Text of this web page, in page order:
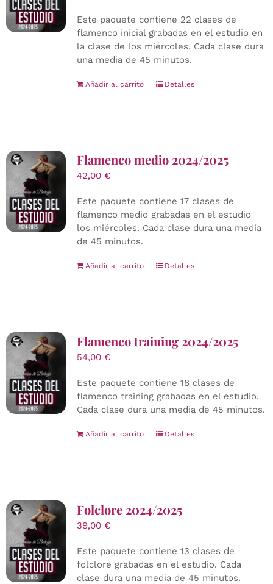
Este paquete contiene 22 clases de
flamenco inicial grabadas en el estudio en
la clase de los miércoles. Cada clase dura
una media de 45 minutos.
Añadir al carrito Detalles
Flamenco medio 2024/2025
42,00 €
Este paquete contiene 17 clases de
flamenco medio grabadas en el estudio
los miércoles. Cada clase dura una media
de 45 minutos.
Añadir al carrito Detalles
Flamenco training 2024/2025
54,00 €
Este paquete contiene 18 clases de
flamenco training grabadas en el estudio.
Cada clase dura una media de 45 minutos.
Añadir al carrito Detalles
Folclore 2024/2025
39,00 €
Este paquete contiene 13 clases de
folclore grabadas en el estudio. Cada
clase dura una media de 45 minutos.